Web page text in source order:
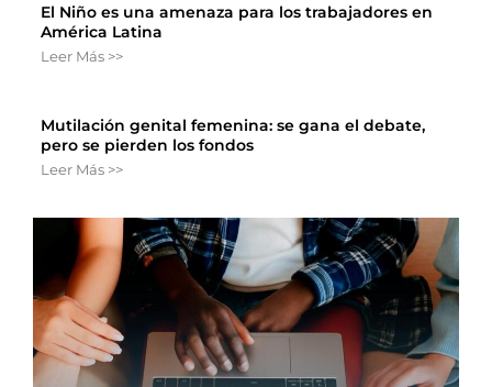
El Niño es una amenaza para los trabajadores en
América Latina
Leer Más >>
Mutilación genital femenina: se gana el debate,
pero se pierden los fondos
Leer Más >>